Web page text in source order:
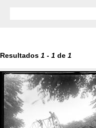
Resultados 1 - 1 de 1